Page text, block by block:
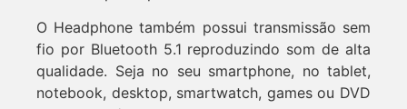
O Headphone também possui transmissão sem
fio por Bluetooth 5.1 reproduzindo som de alta
qualidade. Seja no seu smartphone, no tablet,
notebook, desktop, smartwatch, games ou DVD